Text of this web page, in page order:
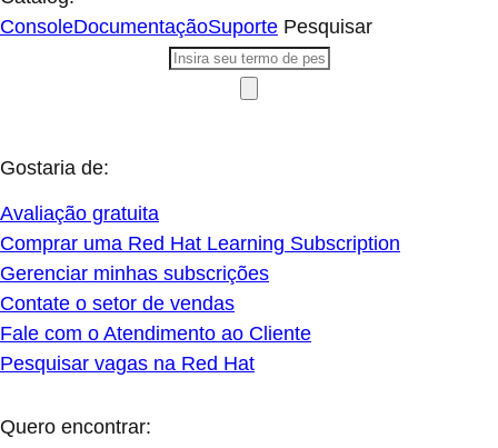
ConsoleDocumentaçãoSuporte Pesquisar
Gostaria de:
Avaliação gratuita
Comprar uma Red Hat Learning Subscription
Gerenciar minhas subscrições
Contate o setor de vendas
Fale com o Atendimento ao Cliente
Pesquisar vagas na Red Hat
Quero encontrar: